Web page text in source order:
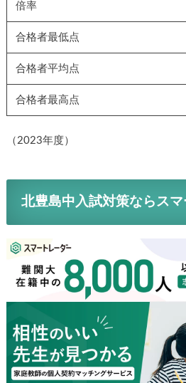
倍率
合格者最低点
合格者平均点
合格者最高点
（2023年度）
北豊島中入試対策ならスマ